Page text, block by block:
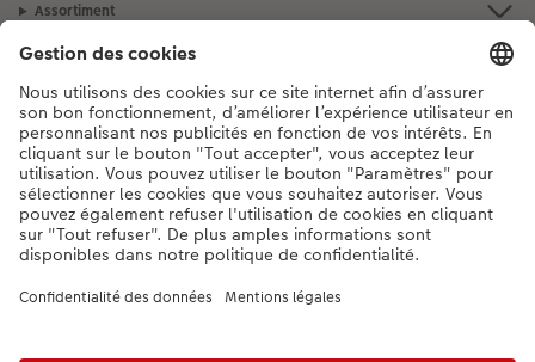
Assortiment
Notre sélection
Si vous avez des questions concernant nos produits ou votre commande,
n'hésitez pas à nous contacter du lundi au dimanche, de 9h00 à 20h00
(hors jours fériés), au numéro de téléphone044 499 10 37• 7j/7 • de 9h à
20h
DE|FR|IT